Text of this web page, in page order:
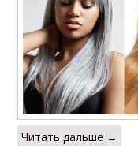
Читать дальше →